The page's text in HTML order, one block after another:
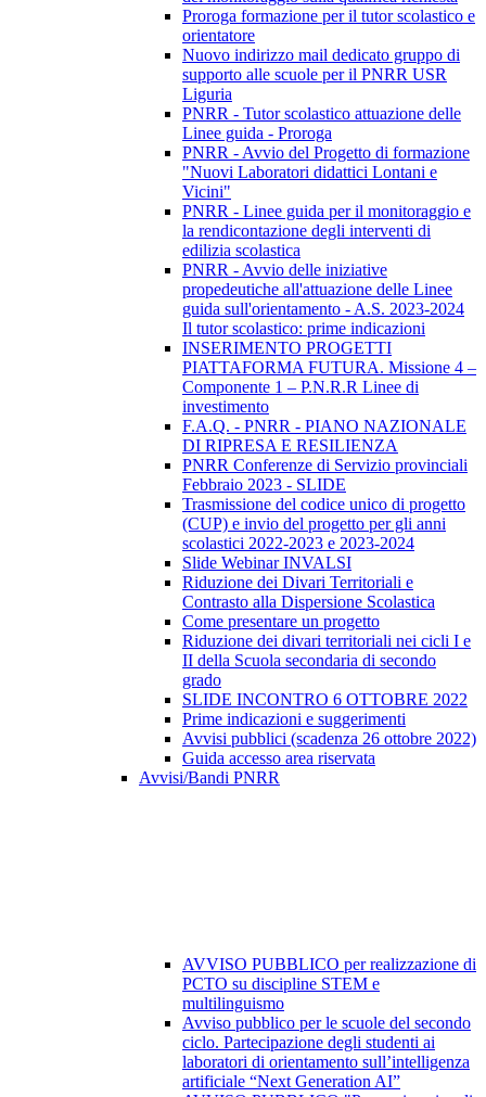
Proroga formazione per il tutor scolastico e
orientatore
Nuovo indirizzo mail dedicato gruppo di
supporto alle scuole per il PNRR USR
Liguria
PNRR - Tutor scolastico attuazione delle
Linee guida - Proroga
PNRR - Avvio del Progetto di formazione
"Nuovi Laboratori didattici Lontani e
Vicini"
PNRR - Linee guida per il monitoraggio e
la rendicontazione degli interventi di
edilizia scolastica
PNRR - Avvio delle iniziative
propedeutiche all'attuazione delle Linee
guida sull'orientamento - A.S. 2023-2024
Il tutor scolastico: prime indicazioni
INSERIMENTO PROGETTI
PIATTAFORMA FUTURA. Missione 4 –
Componente 1 – P.N.R.R Linee di
investimento
F.A.Q. - PNRR - PIANO NAZIONALE
DI RIPRESA E RESILIENZA
PNRR Conferenze di Servizio provinciali
Febbraio 2023 - SLIDE
Trasmissione del codice unico di progetto
(CUP) e invio del progetto per gli anni
scolastici 2022-2023 e 2023-2024
Slide Webinar INVALSI
Riduzione dei Divari Territoriali e
Contrasto alla Dispersione Scolastica
Come presentare un progetto
Riduzione dei divari territoriali nei cicli I e
II della Scuola secondaria di secondo
grado
SLIDE INCONTRO 6 OTTOBRE 2022
Prime indicazioni e suggerimenti
Avvisi pubblici (scadenza 26 ottobre 2022)
Guida accesso area riservata
Avvisi/Bandi PNRR
AVVISO PUBBLICO per realizzazione di
PCTO su discipline STEM e
multilinguismo
Avviso pubblico per le scuole del secondo
ciclo. Partecipazione degli studenti ai
laboratori di orientamento sull’intelligenza
artificiale “Next Generation AI”